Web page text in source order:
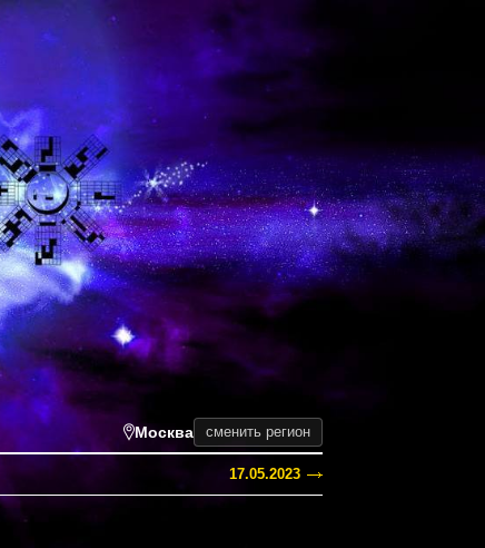
Москва сменить регион
17.05.2023